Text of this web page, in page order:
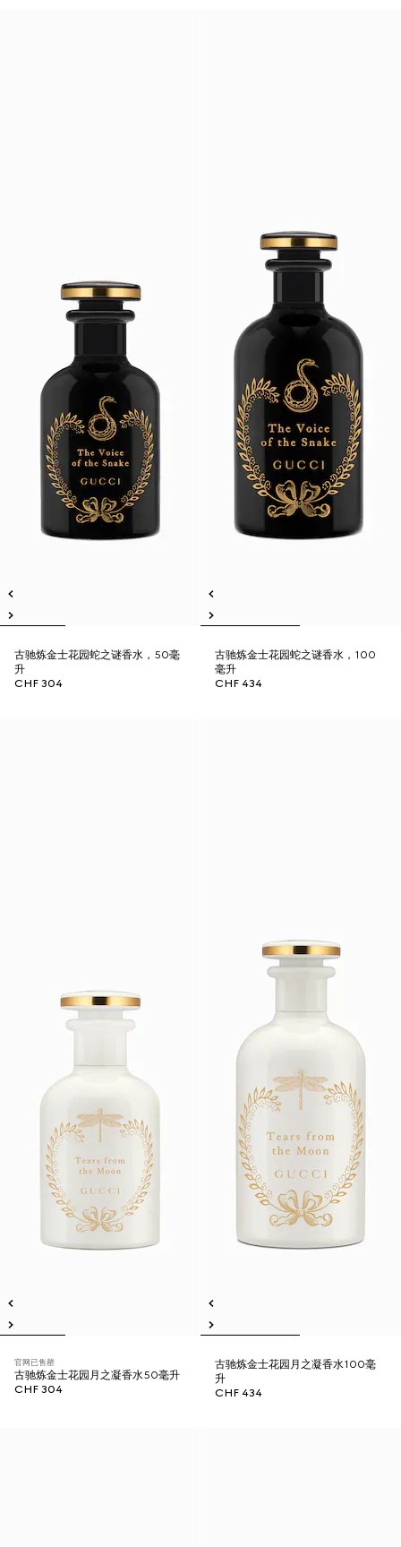
古驰炼金士花园蛇之谜香水，50毫
升
CHF 304
古驰炼金士花园蛇之谜香水，100
毫升
CHF 434
官网已售罄
古驰炼金士花园月之凝香水50毫升
CHF 304
古驰炼金士花园月之凝香水100毫
升
CHF 434